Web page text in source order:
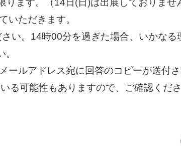
ます。（14日(日)は出展しておりませ
いただきます。
い。14時00分を過ぎた場合、いかなる
ルアドレス宛に回答のコピーが送付さ
る可能性もありますので、ご確認くださ